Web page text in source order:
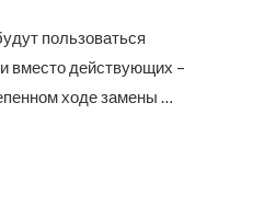
пользоваться
вместо действующих –
ходе замены …